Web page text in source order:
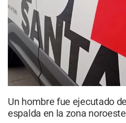
Un hombre fue ejecutado
espalda en la zona